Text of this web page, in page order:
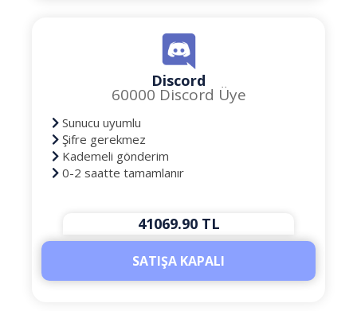
Discord
60000 Discord Üye
Sunucu uyumlu
Şifre gerekmez
Kademeli gönderim
0-2 saatte tamamlanır
41069.90 TL
SATIŞA KAPALI